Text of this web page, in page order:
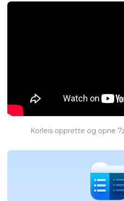
Korleis opprette og opne